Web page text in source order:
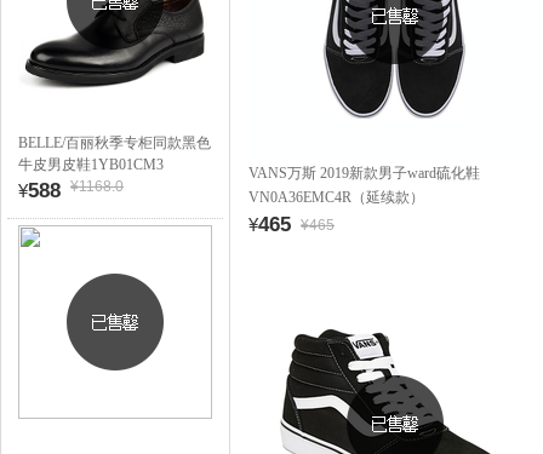
BELLE/百丽秋季专柜同款黑色
牛皮男皮鞋1YB01CM3
¥588 ¥1168.0
VANS万斯 2019新款男子ward硫化鞋
VN0A36EMC4R（延续款）
¥465 ¥465